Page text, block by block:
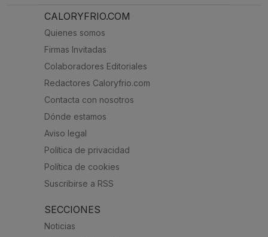
CALORYFRIO.COM
Quienes somos
Firmas Invitadas
Colaboradores Editoriales
Redactores Caloryfrio.com
Contacta con nosotros
Dónde estamos
Aviso legal
Política de privacidad
Política de cookies
Suscribirse a RSS
SECCIONES
Noticias